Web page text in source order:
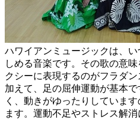
ハワイアンミュージックは、
しめる音楽です。その歌の意
クシーに表現するのがフラダ
加えて、足の屈伸運動が基本
く、動きがゆったりしていま
ます。運動不足やストレス解